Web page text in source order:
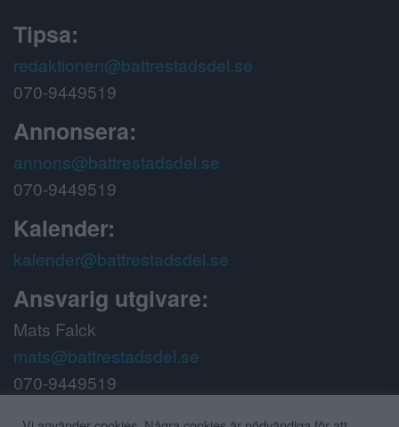
Tipsa:
redaktionen@battrestadsdel.se
070-9449519
Annonsera:
annons@battrestadsdel.se
070-9449519
Kalender:
kalender@battrestadsdel.se
Ansvarig utgivare:
Mats Falck
mats@battrestadsdel.se
070-9449519